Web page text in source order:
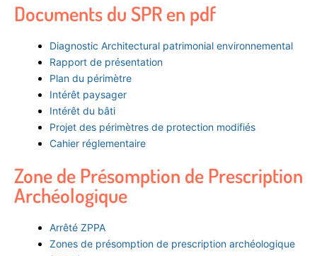
Documents du SPR en pdf
Diagnostic Architectural patrimonial environnemental
Rapport de présentation
Plan du périmètre
Intérêt paysager
Intérêt du bâti
Projet des périmètres de protection modifiés
Cahier réglementaire
Zone de Présomption de Prescription
Archéologique
Arrêté ZPPA
Zones de présomption de prescription archéologique